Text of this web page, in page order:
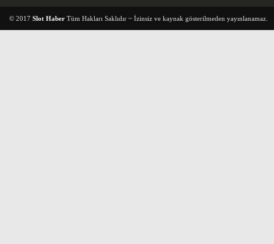
© 2017 Slot Haber Tüm Hakları Saklıdır ~ İzinsiz ve kaynak gösterilmeden yayınlanamaz.